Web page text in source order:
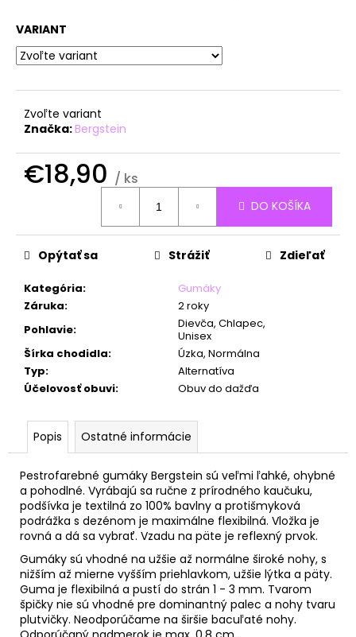
VARIANT
Zvoľte variant
Značka:Bergstein
€18,90 / ks
DO KOŠÍKA
Kategória:
Gumáky
Záruka:
2 roky
Pohlavie:
Dievča, Chlapec,
Unisex
Šírka chodidla:
Úzka, Normálna
Typ:
Alternatíva
Účelovosť obuvi: Obuv do dažďa
Opýtať sa Strážiť Zdieľať
Popis Ostatné informácie
Pestrofarebné gumáky Bergstein sú veľmi ľahké, ohybné
a pohodlné. Vyrábajú sa ručne z prírodného kaučuku,
podšívka je textilná zo 100% bavlny a protišmyková
podrážka s dezénom je maximálne flexibilná. Vložka je
rovná a dá sa vybrať. Vzadu na päte je reflexný prvok.
Gumáky sú vhodné na užšie až normálne široké nohy, s
nižším až mierne vyšším priehlavkom, užšie lýtka a päty.
Guma je flexibilná a pustí do strán 1 - 3 mm. Tvarom
špičky nie sú vhodné pre dominantný palec a nohy tvaru
plutvičky. Neodporúčame na širšie bacuľaté nohy.
á
j
s
?
HĽADAŤ
O
p
o
č
a
m